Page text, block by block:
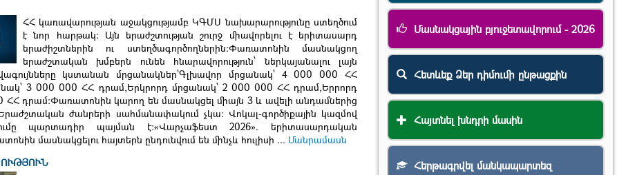
ՀՀ կառավարության աջակցությամբ ԿԳՄՍ նախարարությունը ստեղծում
է նոր hարթակ: Այն երաժշտության շուրջ միավորելու է երիտասարդ
երաժիշտներին ու ստեղծագործողներին:Փառատոնին մասնակցող
երաժշտական խմբերն ունեն հնարավորություն՝ ներկայանալու լայն
կստանան մրցանակներ՝Գլխավոր մրցանակ՝ 4 000 000 ՀՀ
3 000 000 ՀՀ դրամ,Երկրորդ մրցանակ՝ 2 000 000 ՀՀ դրամ,Երրորդ
ՀՀ դրամ։Փառատոնին կարող են մասնակցել միայն 3 և ավելի անդամներից
ժանրերի սահմանափակում չկա: Վոկալ-գործիքային կազմով
պարտադիր պայման է:«Վարչաֆեստ 2026». երիտասարդական
մասնակցելու հայտերն ընդունվում են մինչև հուլիսի ... Մանրամասն
Մասնակցային բյուջետավորում - 2026
Հետևեք Ձեր դիմումի ընթացքին
Հայտնել խնդրի մասին
Հերթագրվել մանկապարտեզ